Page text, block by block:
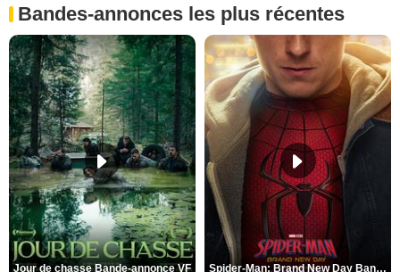
Bandes-annonces les plus récentes
Jour de chasse Bande-annonce VF Spider-Man: Brand New Day Bande-annonce (3) VO STFR